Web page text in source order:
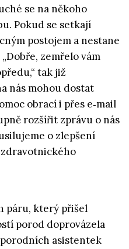
se na někoho
Pokud se setkají
postojem a nestane
zemřelo vám
tak již
nás mohou dostat
obrací i přes e‑mail
rozšířit zprávu o nás
o zlepšení
páru, který přišel
porod doprovázela
asistentek